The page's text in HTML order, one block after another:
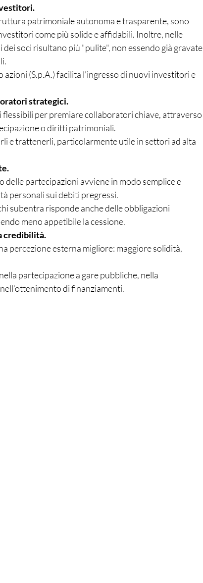
patrimoniale autonoma e trasparente, sono
come più solide e affidabili. Inoltre, nelle
soci risultano più "pulite", non essendo già gravate
azioni (S.p.A.) facilita l’ingresso di nuovi investitori e
strategici.
per premiare collaboratori chiave, attraverso
o diritti patrimoniali.
e trattenerli, particolarmente utile in settori ad alta
partecipazioni avviene in modo semplice e
personali sui debiti pregressi.
subentra risponde anche delle obbligazioni
meno appetibile la cessione.
credibilità.
percezione esterna migliore: maggiore solidità,
partecipazione a gare pubbliche, nella
di finanziamenti.